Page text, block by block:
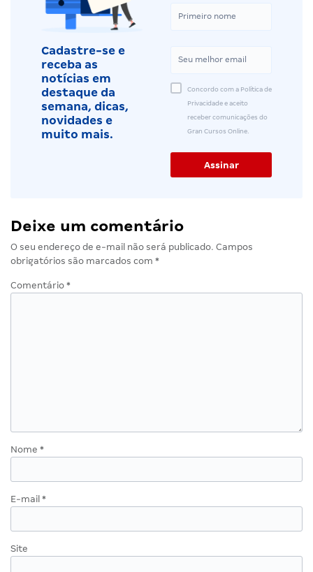
Cadastre-se e
receba as
notícias em
destaque da
semana, dicas,
novidades e
muito mais.
Concordo com a Política de
Privacidade e aceito
receber comunicações do
Gran Cursos Online.
Deixe um comentário
O seu endereço de e-mail não será publicado. Campos
obrigatórios são marcados com *
Comentário *
Nome *
E-mail *
Site